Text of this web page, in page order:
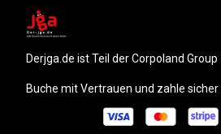
derjga.de ist Teil der Corpoland Group
Buche mit Vertrauen und zahle sicher